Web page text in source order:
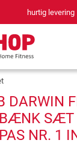
hurtig levering
DARWIN
SÆT
NR. 1